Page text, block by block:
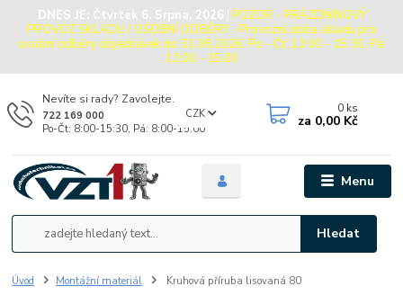
DNES JE: Čtvrtek 6. Srpna, 2026 | POZOR - PRÁZDNINOVÝ
PROVOZ SKLADU / OSOBNÍ ODBĚRY - Provozní doba skladu pro
osobní odběry objednávek do 31.08.2026: Po - Čt: 13:00 - 15:30, Pá:
13:00 - 15:00
Menu
CZK
Hledat
Nevíte si rady? Zavolejte.
722 169 000
Po-Čt: 8:00-15:30, Pá: 8:00-15:00
0 ks
za 0,00 Kč
Úvod Montážní materiál Kruhová příruba lisovaná 80